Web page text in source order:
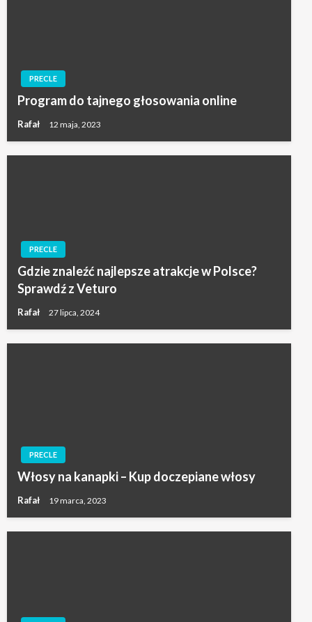
PRECLE
Program do tajnego głosowania online
Rafał 12 maja, 2023
PRECLE
Gdzie znaleźć najlepsze atrakcje w Polsce?
Sprawdź z Veturo
Rafał 27 lipca, 2024
PRECLE
Włosy na kanapki – Kup doczepiane włosy
Rafał 19 marca, 2023